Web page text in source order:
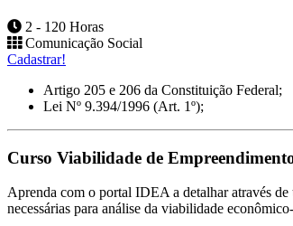
2 - 120 Horas
Comunicação Social
Cadastrar!
Artigo 205 e 206 da Constituição Federal;
Lei Nº 9.394/1996 (Art. 1º);
Curso Viabilidade de
Aprenda com o portal IDEA a detalhar através
necessárias para análise da viabilidade